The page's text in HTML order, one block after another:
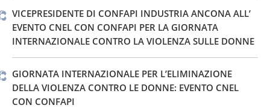
VICEPRESIDENTE DI CONFAPI INDUSTRIA ANCONA ALL’
EVENTO CNEL CON CONFAPI PER LA GIORNATA
INTERNAZIONALE CONTRO LA VIOLENZA SULLE DONNE
GIORNATA INTERNAZIONALE PER L’ELIMINAZIONE
DELLA VIOLENZA CONTRO LE DONNE: EVENTO CNEL
CON CONFAPI